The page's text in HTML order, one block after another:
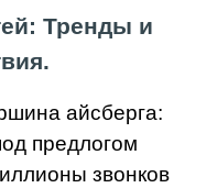
Тренды и
айсберга:
предлогом
звонков